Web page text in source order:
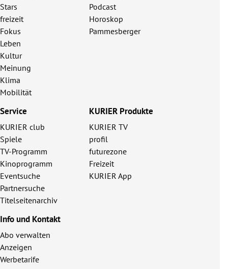
Stars
freizeit
Fokus
Leben
Kultur
Meinung
Klima
Mobilität
Podcast
Horoskop
Pammesberger
Service
KURIER club
Spiele
TV-Programm
Kinoprogramm
Eventsuche
Partnersuche
Titelseitenarchiv
KURIER Produkte
KURIER TV
profil
futurezone
Freizeit
KURIER App
Info und Kontakt
Abo verwalten
Anzeigen
Werbetarife